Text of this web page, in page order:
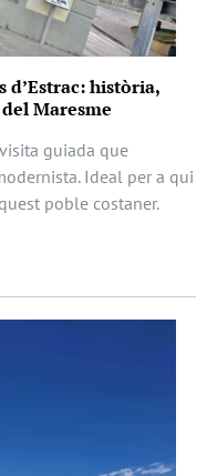
d’Estrac: història,
Maresme
guiada que
Ideal per a qui
poble costaner.